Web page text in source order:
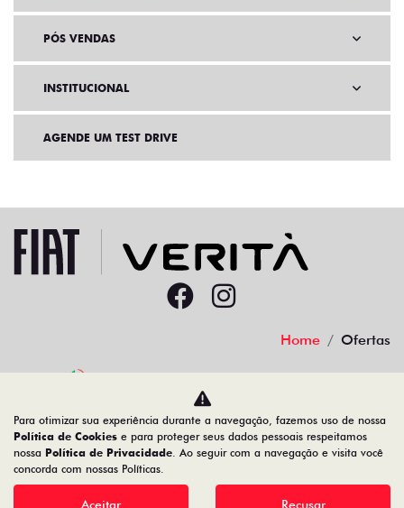
PÓS VENDAS
INSTITUCIONAL
AGENDE UM TEST DRIVE
Home Ofertas
Desacelere. Seu bem maior é a vida.
Para otimizar sua experiência durante a navegação, fazemos uso de nossa
Política de Cookies e para proteger seus dados pessoais respeitamos
nossa Política de Privacidade. Ao seguir com a navegação e visita você
concorda com nossas Políticas.
Aceitar Recusar